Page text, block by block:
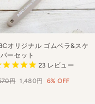
オリジナル ゴムベラ&スケ
ーセット
23 レビュー
円
セ
1,480円 6% OFF